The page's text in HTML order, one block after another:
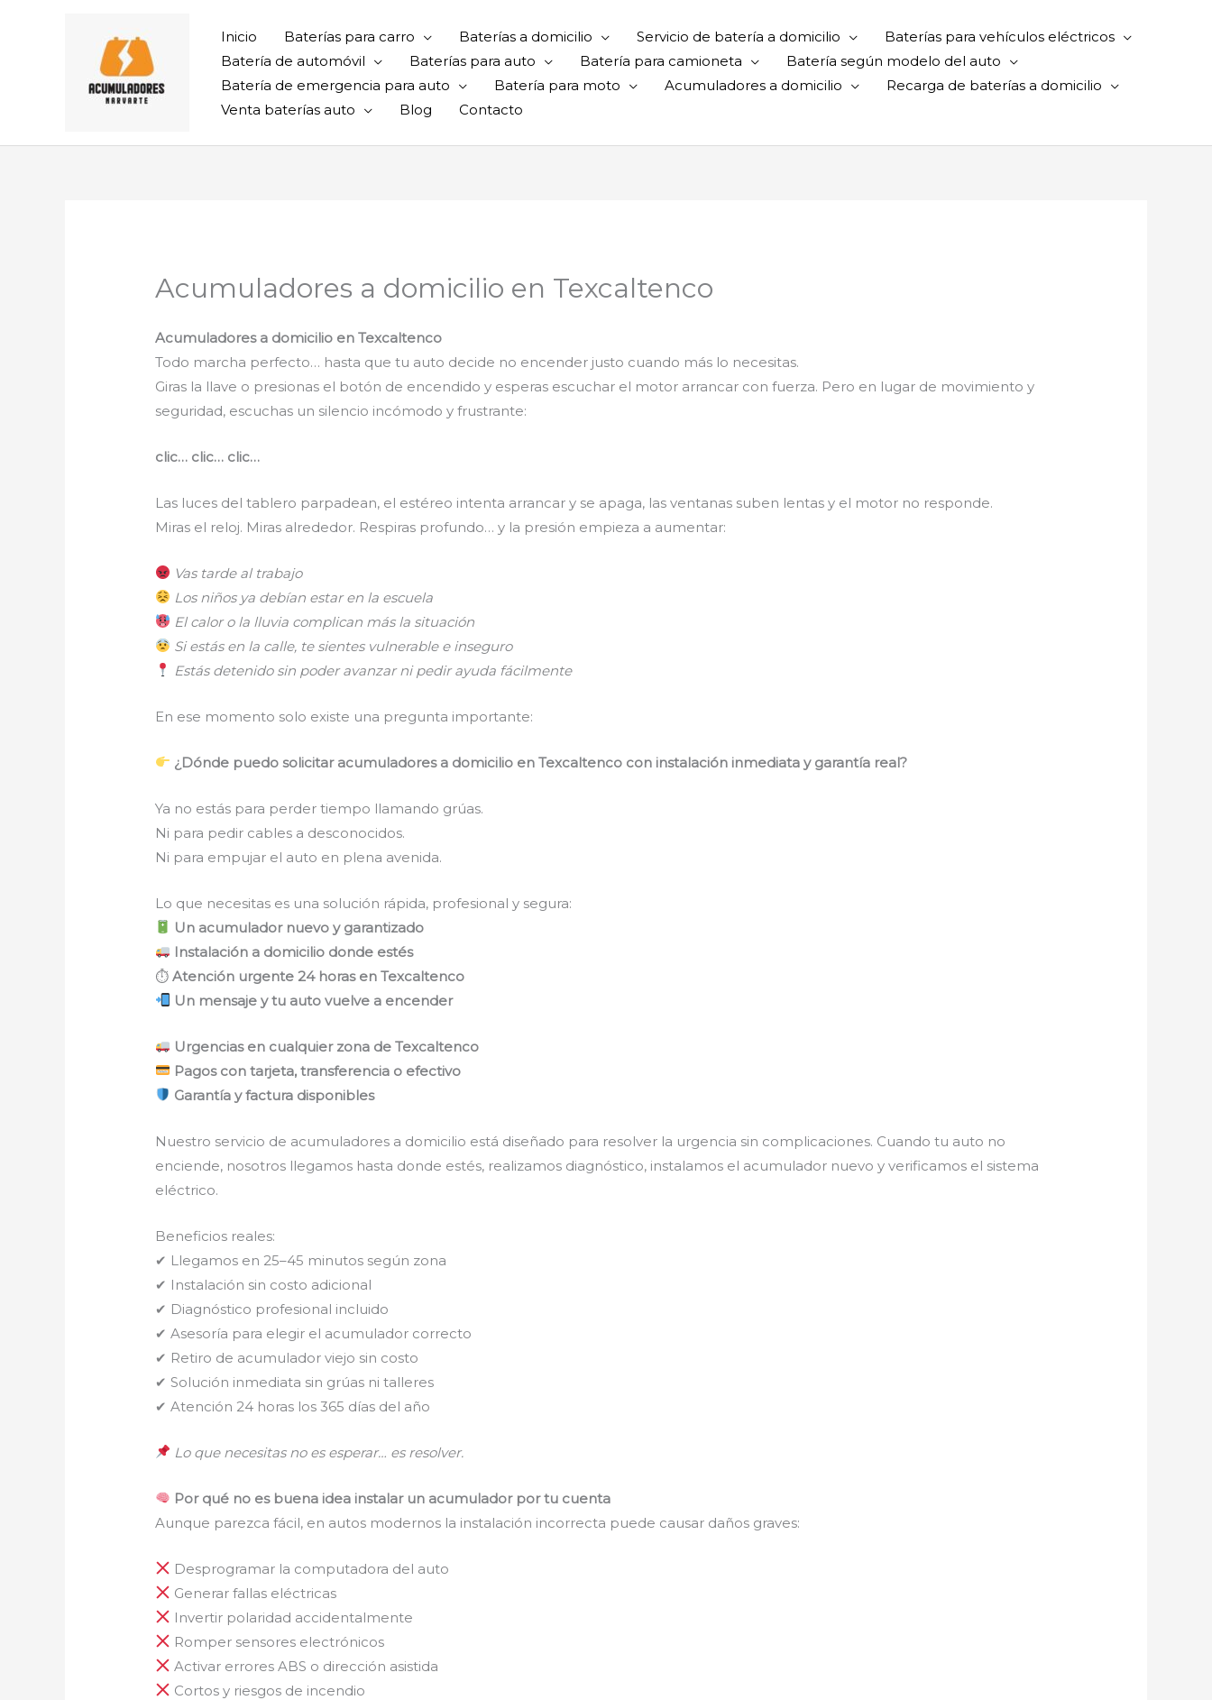
Inicio Baterías para carro Baterías a domicilio Servicio de batería a domicilio
Baterías para vehículos eléctricos
Batería de automóvil
Baterías para auto Batería para camioneta
Batería según modelo del auto
Batería de emergencia para auto
Batería para moto Acumuladores a domicilio
Recarga de baterías a domicilio
Venta baterías auto
Blog Contacto
Acumuladores a domicilio en Texcaltenco
Acumuladores a domicilio en Texcaltenco
Todo marcha perfecto… hasta que tu auto decide no encender justo cuando más lo necesitas.
Giras la llave o presionas el botón de encendido y esperas escuchar el motor arrancar con fuerza. Pero en lugar de movimiento y
seguridad, escuchas un silencio incómodo y frustrante:
clic… clic… clic…
Las luces del tablero parpadean, el estéreo intenta arrancar y se apaga, las ventanas suben lentas y el motor no responde.
Miras el reloj. Miras alrededor. Respiras profundo… y la presión empieza a aumentar:
Vas tarde al trabajo
Los niños ya debían estar en la escuela
El calor o la lluvia complican más la situación
Si estás en la calle, te sientes vulnerable e inseguro
Estás detenido sin poder avanzar ni pedir ayuda fácilmente
En ese momento solo existe una pregunta importante:
¿Dónde puedo solicitar acumuladores a domicilio en Texcaltenco con instalación inmediata y garantía real?
Ya no estás para perder tiempo llamando grúas.
Ni para pedir cables a desconocidos.
Ni para empujar el auto en plena avenida.
Lo que necesitas es una solución rápida, profesional y segura:
Un acumulador nuevo y garantizado
Instalación a domicilio donde estés
⏱Atención urgente 24 horas en Texcaltenco
Un mensaje y tu auto vuelve a encender
Urgencias en cualquier zona de Texcaltenco
Pagos con tarjeta, transferencia o efectivo
Garantía y factura disponibles
Nuestro servicio de acumuladores a domicilio está diseñado para resolver la urgencia sin complicaciones. Cuando tu auto no
enciende, nosotros llegamos hasta donde estés, realizamos diagnóstico, instalamos el acumulador nuevo y verificamos el sistema
eléctrico.
Beneficios reales:
✔ Llegamos en 25–45 minutos según zona
✔ Instalación sin costo adicional
✔ Diagnóstico profesional incluido
✔ Asesoría para elegir el acumulador correcto
✔ Retiro de acumulador viejo sin costo
✔ Solución inmediata sin grúas ni talleres
✔ Atención 24 horas los 365 días del año
Lo que necesitas no es esperar… es resolver.
Por qué no es buena idea instalar un acumulador por tu cuenta
Aunque parezca fácil, en autos modernos la instalación incorrecta puede causar daños graves:
Desprogramar la computadora del auto
Generar fallas eléctricas
Invertir polaridad accidentalmente
Romper sensores electrónicos
Activar errores ABS o dirección asistida
Cortos y riesgos de incendio